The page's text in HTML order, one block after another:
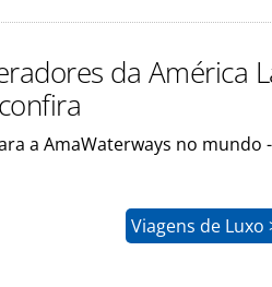
da América
a AmaWaterways no mundo
Viagens de Luxo